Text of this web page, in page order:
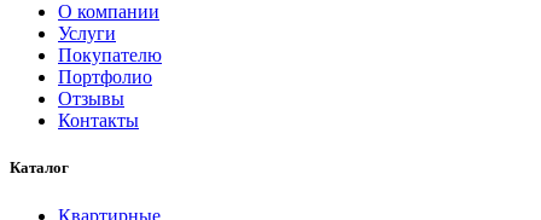
О компании
Услуги
Покупателю
Портфолио
Отзывы
Контакты
Каталог
Квартирные